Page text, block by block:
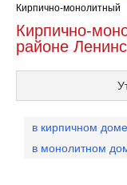
Кирпично-монолитный
Кирпично-
районе
в кирпичном доме
в монолитном